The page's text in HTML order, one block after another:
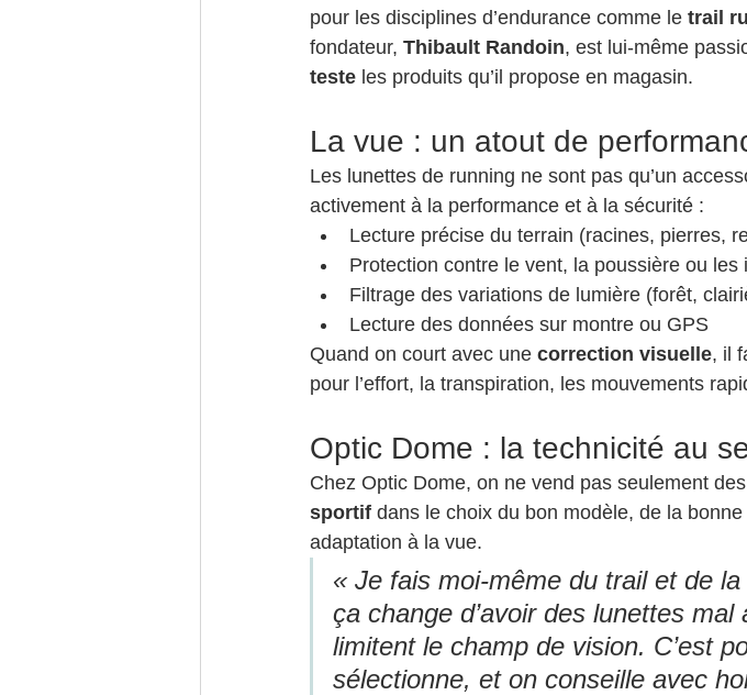
pour les disciplines d’endurance comme le trail
fondateur, Thibault Randoin, est lui-même
teste les produits qu’il propose en magasin.
La vue : un atout de
Les lunettes de running ne sont pas qu’un
activement à la performance et à la sécurité :
Lecture précise du terrain (racines, pierres,
Protection contre le vent, la poussière ou les
Filtrage des variations de lumière (forêt,
Lecture des données sur montre ou GPS
Quand on court avec une correction visuelle, il
pour l’effort, la transpiration, les mouvements
Optic Dome : la technicité au
Chez Optic Dome, on ne vend pas seulement
sportif dans le choix du bon modèle, de la
adaptation à la vue.
« Je fais moi-même du trail et de
ça change d’avoir des lunettes
limitent le champ de vision. C’est
sélectionne, et on conseille avec